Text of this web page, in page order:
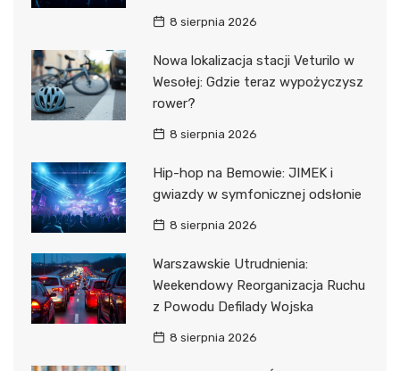
8 sierpnia 2026
Nowa lokalizacja stacji Veturilo w
Wesołej: Gdzie teraz wypożyczysz
rower?
8 sierpnia 2026
Hip-hop na Bemowie: JIMEK i
gwiazdy w symfonicznej odsłonie
8 sierpnia 2026
Warszawskie Utrudnienia:
Weekendowy Reorganizacja Ruchu
z Powodu Defilady Wojska
8 sierpnia 2026